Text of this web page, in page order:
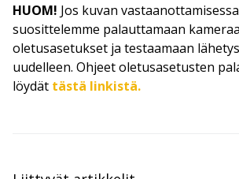
HUOM! Jos kuvan
suosittelemme palauttamaan
oletusasetukset ja testaamaan
uudelleen. Ohjeet oletusasetusten
löydät tästä linkistä.